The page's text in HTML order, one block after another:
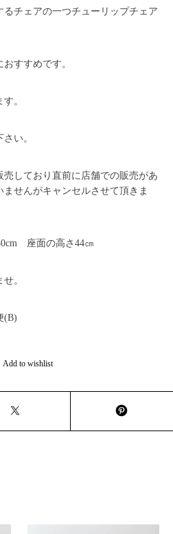
るチェアの一つチューリップチェア
すすめです。
。
い。
売しており直前に店舗での販売があ
せんがキャンセルさせて頂きま
座面の高さ44㎝
。
(B)
Add to wishlist